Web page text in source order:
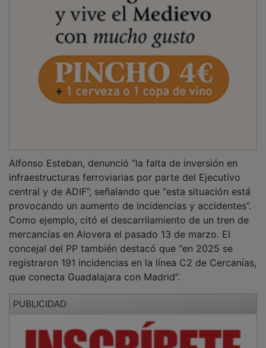
infraestructuras ferroviarias por parte del Ejecutivo
central y de ADIF”, señalando que “esta situación está
provocando un aumento de incidencias y accidentes”.
Como ejemplo, citó el descarrilamiento de un tren de
mercancías en Alovera el pasado 13 de marzo. El
concejal del PP también destacó que “en 2025 se
registraron 191 incidencias en la línea C2 de Cercanías,
que conecta Guadalajara con Madrid”.